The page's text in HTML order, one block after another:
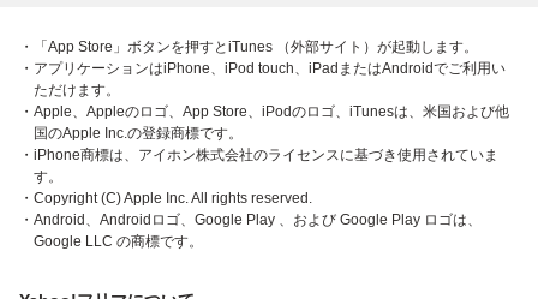
・「App Store」ボタンを押すとiTunes （外部サイト）が起動します。
・アプリケーションはiPhone、iPod touch、iPadまたはAndroidでご利用い
ただけます。
・Apple、Appleのロゴ、App Store、iPodのロゴ、iTunesは、米国および他
国のApple Inc.の登録商標です。
・iPhone商標は、アイホン株式会社のライセンスに基づき使用されていま
す。
・Copyright (C) Apple Inc. All rights reserved.
・Android、Androidロゴ、Google Play 、および Google Play ロゴは、
Google LLC の商標です。